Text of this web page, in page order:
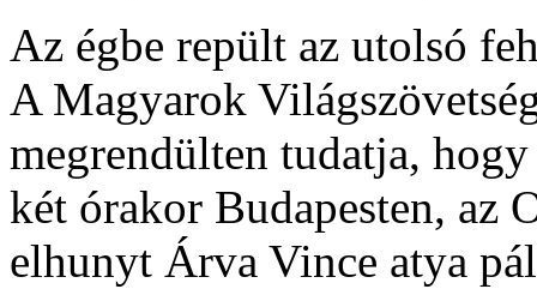
Az égbe repült az utolsó
A Magyarok
megrendülten tudatja,
két órakor Budapesten, az
elhunyt Árva Vince atya